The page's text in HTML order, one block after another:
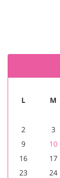
L M
2
3
9
10
16
17
23
24